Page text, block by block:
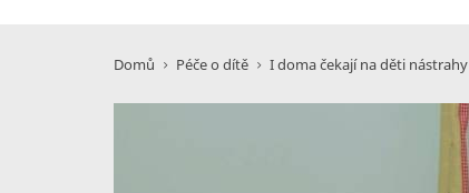
Domů Péče o dítě I doma čekají na děti nástrahy